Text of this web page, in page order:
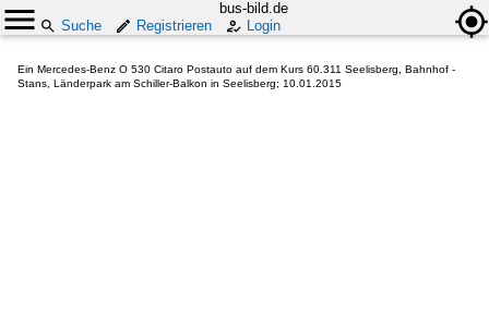
bus-bild.de
Suche
Registrieren Login
Ein Mercedes-Benz O 530 Citaro Postauto auf dem Kurs 60.311 Seelisberg, Bahnhof -
Stans, Länderpark am Schiller-Balkon in Seelisberg; 10.01.2015